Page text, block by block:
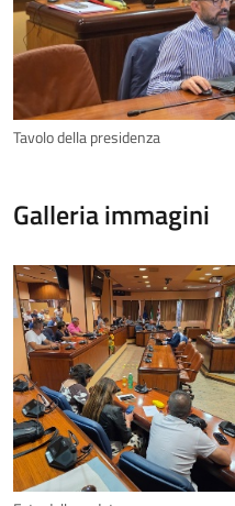
Tavolo della presidenza
Galleria immagini